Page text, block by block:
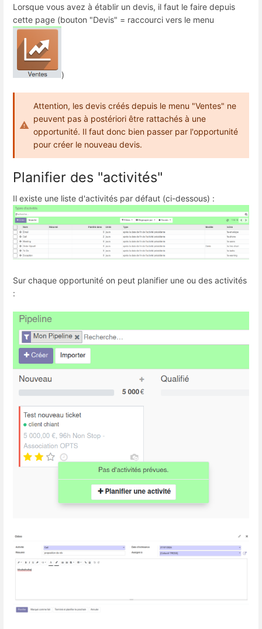
Lorsque vous avez à établir un devis, il faut le faire depuis
cette page (bouton "Devis" = raccourci vers le menu
)
Attention, les devis créés depuis le menu "Ventes" ne
peuvent pas à postériori être rattachés à une
opportunité. Il faut donc bien passer par l'opportunité
pour créer le nouveau devis.
Planifier des "activités"
Il existe une liste d'activités par défaut (ci-dessous) :
Sur chaque opportunité on peut planifier une ou des activités
: